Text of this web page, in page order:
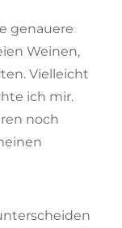
genauere
Weinen,
Vielleicht
ich mir.
noch